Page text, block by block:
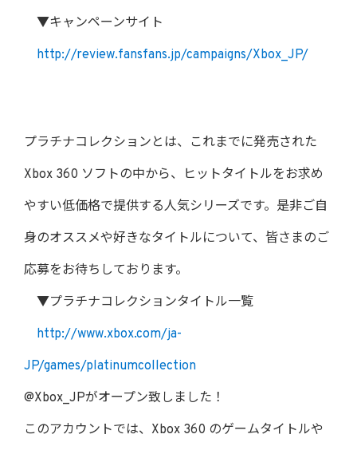
▼キャンペーンサイト
http://review.fansfans.jp/campaigns/Xbox_JP/
プラチナコレクションとは、これまでに発売された
Xbox 360 ソフトの中から、ヒットタイトルをお求め
やすい低価格で提供する人気シリーズです。是非ご自
身のオススメや好きなタイトルについて、皆さまのご
応募をお待ちしております。
▼プラチナコレクションタイトル一覧
http://www.xbox.com/ja-
JP/games/platinumcollection
@Xbox_JPがオープン致しました！
このアカウントでは、Xbox 360 のゲームタイトルや